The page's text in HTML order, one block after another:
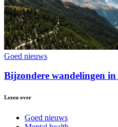
Goed nieuws
Bijzondere wandelingen
Lezen over
Goed nieuws